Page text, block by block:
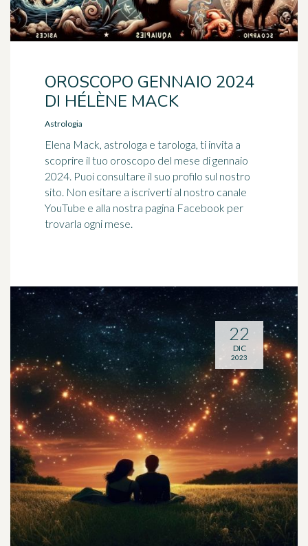
OROSCOPO GENNAIO 2024
DI HÉLÈNE MACK
Astrologia
Elena Mack, astrologa e tarologa, ti invita a
scoprire il tuo oroscopo del mese di gennaio
2024. Puoi consultare il suo profilo sul nostro
sito. Non esitare a iscriverti al nostro canale
YouTube e alla nostra pagina Facebook per
trovarla ogni mese.
22
DIC
2023